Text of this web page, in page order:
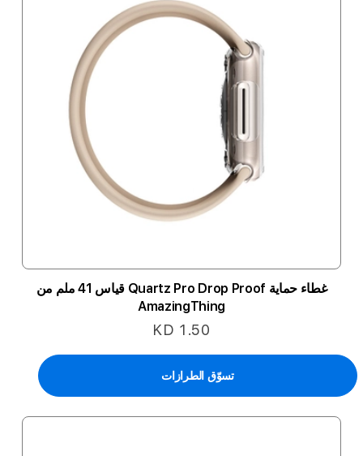
غطاء حماية Quartz Pro Drop Proof قياس 41 ملم من
AmazingThing
KD 1.50
تسوّق الطرازات